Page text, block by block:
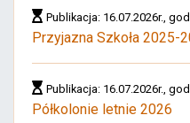
Publikacja: 16.07.2026r.,
Przyjazna Szkoła 2025-
Publikacja: 16.07.2026r.,
Półkolonie letnie 2026